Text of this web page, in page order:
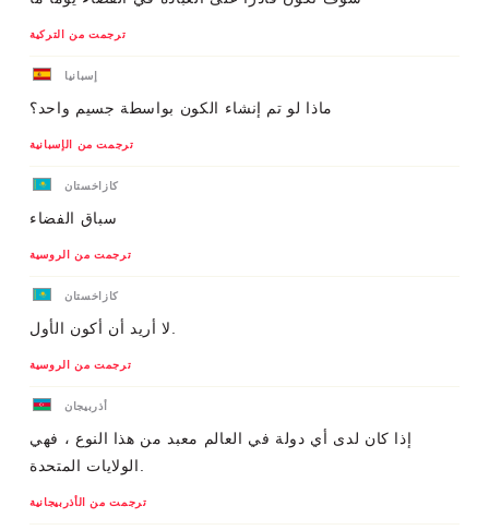
ترجمت من التركية
إسبانيا
ماذا لو تم إنشاء الكون بواسطة جسيم واحد؟
ترجمت من الإسبانية
كازاخستان
سباق الفضاء
ترجمت من الروسية
كازاخستان
ترجمت من الروسية
أذربيجان
إذا كان لدى أي دولة في العالم معبد من هذا النوع ، فهي
ترجمت من الأذربيجانية